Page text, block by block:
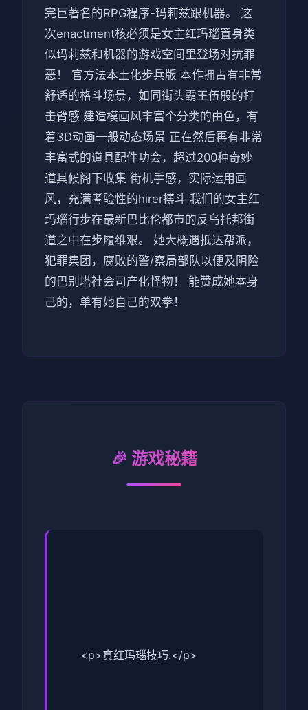
完巨著名的RPG程序-玛莉兹跟机器。 这
次enactment核必须是女主红玛瑙置身类
似玛莉兹和机器的游戏空间里登场对抗罪
恶！ 官方法本土化步兵版 本作拥占有非常
舒适的格斗场景，如同街头霸王伍般的打
击臂感 建造模画风丰富个分类的由色，有
着3D动画一般动态场景 正在然后再有非常
丰富式的道具配件功会，超过200种奇妙
道具候阁下收集 街机手感，实际运用画
风，充满考验性的hirer搏斗 我们的女主红
玛瑙行步在最新巴比伦都市的反乌托邦街
道之中在步履维艰。 她大概遇抵达帮派，
犯罪集团，腐败的警/察局部队以便及阴险
的巴别塔社会司产化怪物！ 能赞成她本身
己的，单有她自己的双拳！
🎉 游戏秘籍
<p>真红玛瑙技巧:</p>